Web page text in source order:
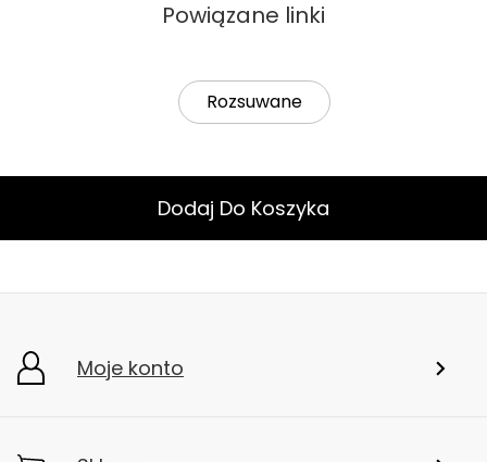
Powiązane linki
Rozsuwane
Dodaj Do Koszyka
Moje konto